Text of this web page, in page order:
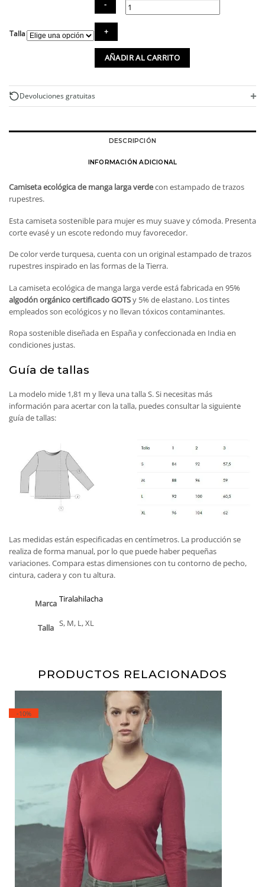
Talla
manga
larga
verde
AÑADIR AL CARRITO
Devoluciones gratuitas +
DESCRIPCIÓN
INFORMACIÓN ADICIONAL
Camiseta ecológica de manga larga verdecon estampado de trazos
rupestres.
Esta camiseta sostenible para mujer es muy suave y cómoda. Presenta
corte evasé y un escote redondo muy favorecedor.
De color verde turquesa, cuenta con un original estampado de trazos
rupestres inspirado en las formas de la Tierra.
La camiseta ecológica de manga larga verde está fabricada en 95%
algodón orgánico certificado GOTSy 5% de elastano. Los tintes
empleados son ecológicos y no llevan tóxicos contaminantes.
Ropa sostenible diseñada en España y confeccionada en India en
condiciones justas.
Guía de tallas
La modelo mide 1,81 m y lleva una talla S. Si necesitas más
información para acertar con la talla, puedes consultar la siguiente
guía de tallas:
Las medidas están especificadas en centímetros. La producción se
realiza de forma manual, por lo que puede haber pequeñas
variaciones. Compara estas dimensiones con tu contorno de pecho,
cintura, cadera y con tu altura.
Marca Tiralahilacha
Talla S, M, L, XL
PRODUCTOS RELACIONADOS
-10%